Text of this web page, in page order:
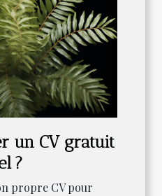
un CV gratuit
?
propre CV pour